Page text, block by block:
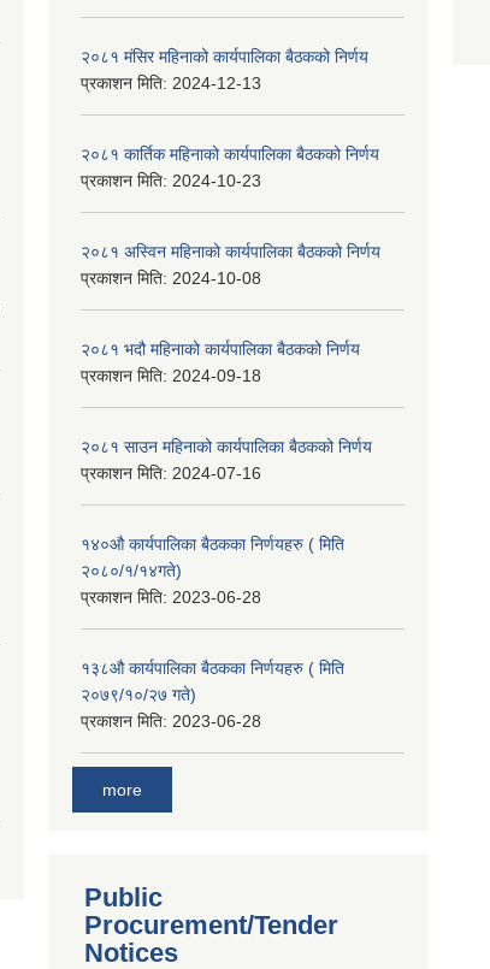
२०८१ मंसिर महिनाको कार्यपालिका बैठकको निर्णय
प्रकाशन मिति: 2024-12-13
२०८१ कार्तिक महिनाको कार्यपालिका बैठकको निर्णय
प्रकाशन मिति: 2024-10-23
२०८१ अस्विन महिनाको कार्यपालिका बैठकको निर्णय
प्रकाशन मिति: 2024-10-08
२०८१ भदौ महिनाको कार्यपालिका बैठकको निर्णय
प्रकाशन मिति: 2024-09-18
२०८१ साउन महिनाको कार्यपालिका बैठकको निर्णय
प्रकाशन मिति: 2024-07-16
१४०औ कार्यपालिका बैठकका निर्णयहरु ( मिति
२०८०/१/१४गते)
प्रकाशन मिति: 2023-06-28
१३८औ कार्यपालिका बैठकका निर्णयहरु ( मिति
२०७९/१०/२७ गते)
प्रकाशन मिति: 2023-06-28
more
Public
Procurement/Tender
Notices